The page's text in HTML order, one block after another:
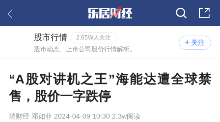
关注
股市行情 2.65W人关注
股市动态、上市公司股价行情解析。
“A股对讲机之王”海能达遭全球禁
售，股价一字跌停
瑞财经邓如菲 2024-04-09 10:30 2.3w阅读